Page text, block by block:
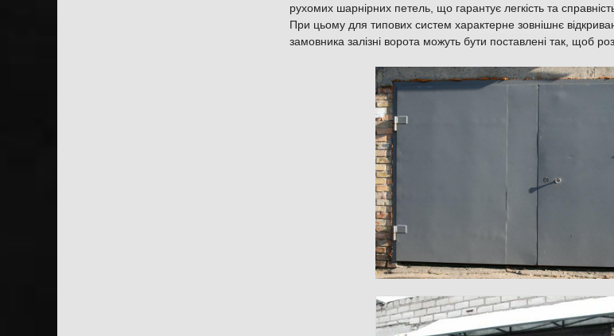
рухомих шарнірних петель, що гарантує легкість та
При цьому для типових систем характерне зовнішнє
замовника залізні ворота можуть бути поставлені так, щоб